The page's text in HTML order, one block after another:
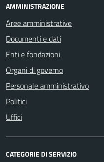
AMMINISTRAZIONE
Aree amministrative
Documenti e dati
Enti e fondazioni
Organi di governo
Personale amministrativo
Politici
Uffici
CATEGORIE DI SERVIZIO